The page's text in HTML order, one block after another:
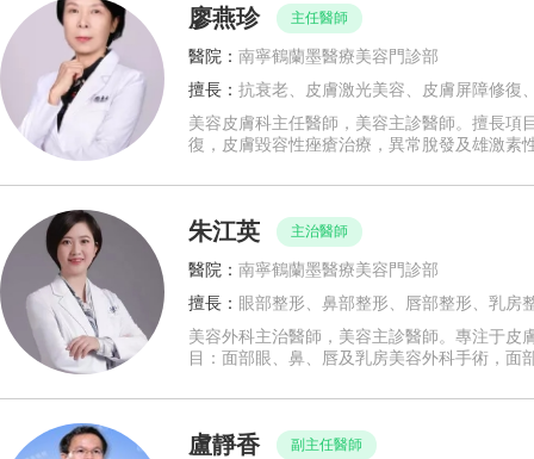
廖燕珍 主任醫師
醫院： 南寧鶴蘭墨醫療美容門診部
擅長： 抗衰老、皮膚激光美容、皮膚屏障修復
美容皮膚科主任醫師，美容主診醫師。擅長項
復，皮膚毀容性痤瘡治療，異常脫發及雄激素
朱江英 主治醫師
醫院： 南寧鶴蘭墨醫療美容門診部
擅長： 眼部整形、鼻部整形、唇部整形、乳房
美容外科主治醫師，美容主診醫師。專注于皮
目：面部眼、鼻、唇及乳房美容外科手術，面
盧靜香 副主任醫師